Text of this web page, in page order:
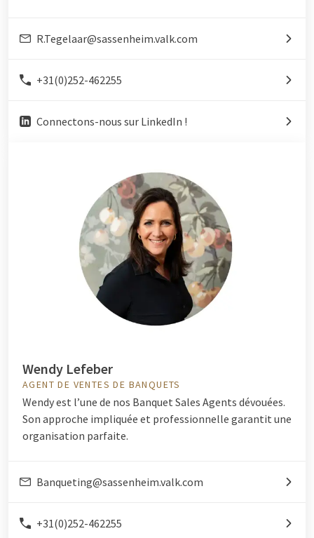
R.Tegelaar@sassenheim.valk.com
+31(0)252-462255
Connectons-nous sur LinkedIn !
Wendy Lefeber
AGENT DE VENTES DE BANQUETS
Wendy est l’une de nos Banquet Sales Agents dévouées.
Son approche impliquée et professionnelle garantit une
organisation parfaite.
Banqueting@sassenheim.valk.com
+31(0)252-462255